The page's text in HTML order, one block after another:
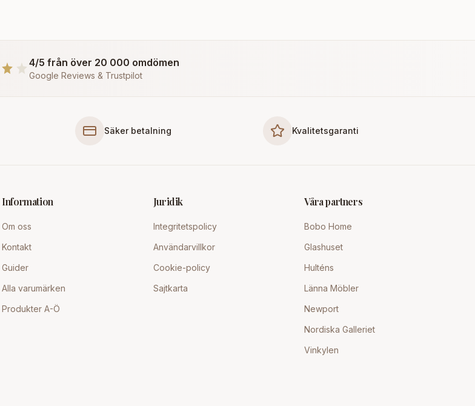
4/5 från över 20 000 omdömen
Google Reviews & Trustpilot
Säker betalning Kvalitetsgaranti
Information
Om oss
Kontakt
Guider
Alla varumärken
Produkter A-Ö
Juridik
Integritetspolicy
Användarvillkor
Cookie-policy
Sajtkarta
Våra partners
Bobo Home
Glashuset
Hulténs
Länna Möbler
Newport
Nordiska Galleriet
Vinkylen